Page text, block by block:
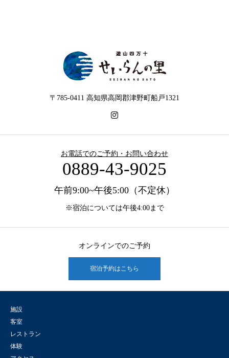
〒785-0411 高知県高岡郡津野町船戸1321
お電話でのご予約・お問い合わせ
0889-43-9025
午前9:00~午後5:00（不定休）
※宿泊については午後4:00まで
オンラインでのご予約
宿泊予約はこちら
施設
客室
レストラン
体験